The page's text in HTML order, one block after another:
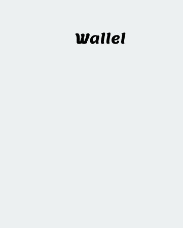
Wallel